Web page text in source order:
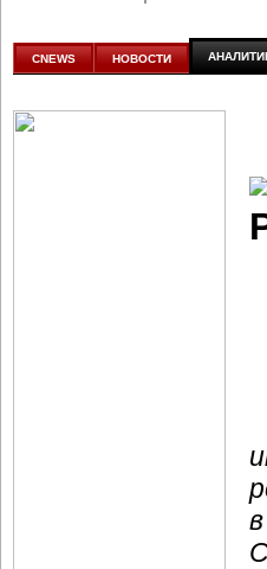
аналитике
CNEWS НОВОСТИ